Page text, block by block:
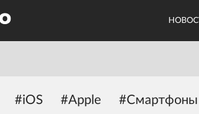
#iOS #Apple #Смартфоны